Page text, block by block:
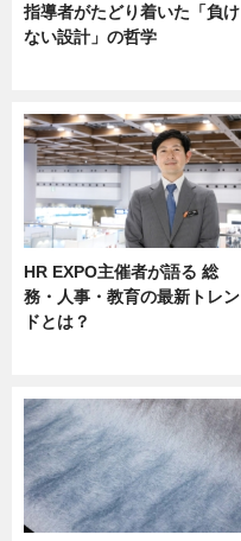
指導者がたどり着いた「負け
ない設計」の哲学
HR EXPO主催者が語る 総
務・人事・教育の最新トレン
ドとは？